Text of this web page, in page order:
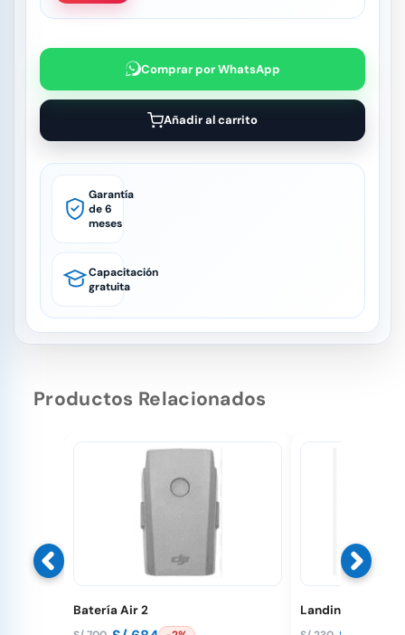
Comprar por WhatsApp
Añadir al carrito
Garantía
de 6
meses
Capacitación
gratuita
Productos Relacionados
Batería Air 2 Landing Pad